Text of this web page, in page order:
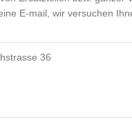
E-mail, wir versuchen
36